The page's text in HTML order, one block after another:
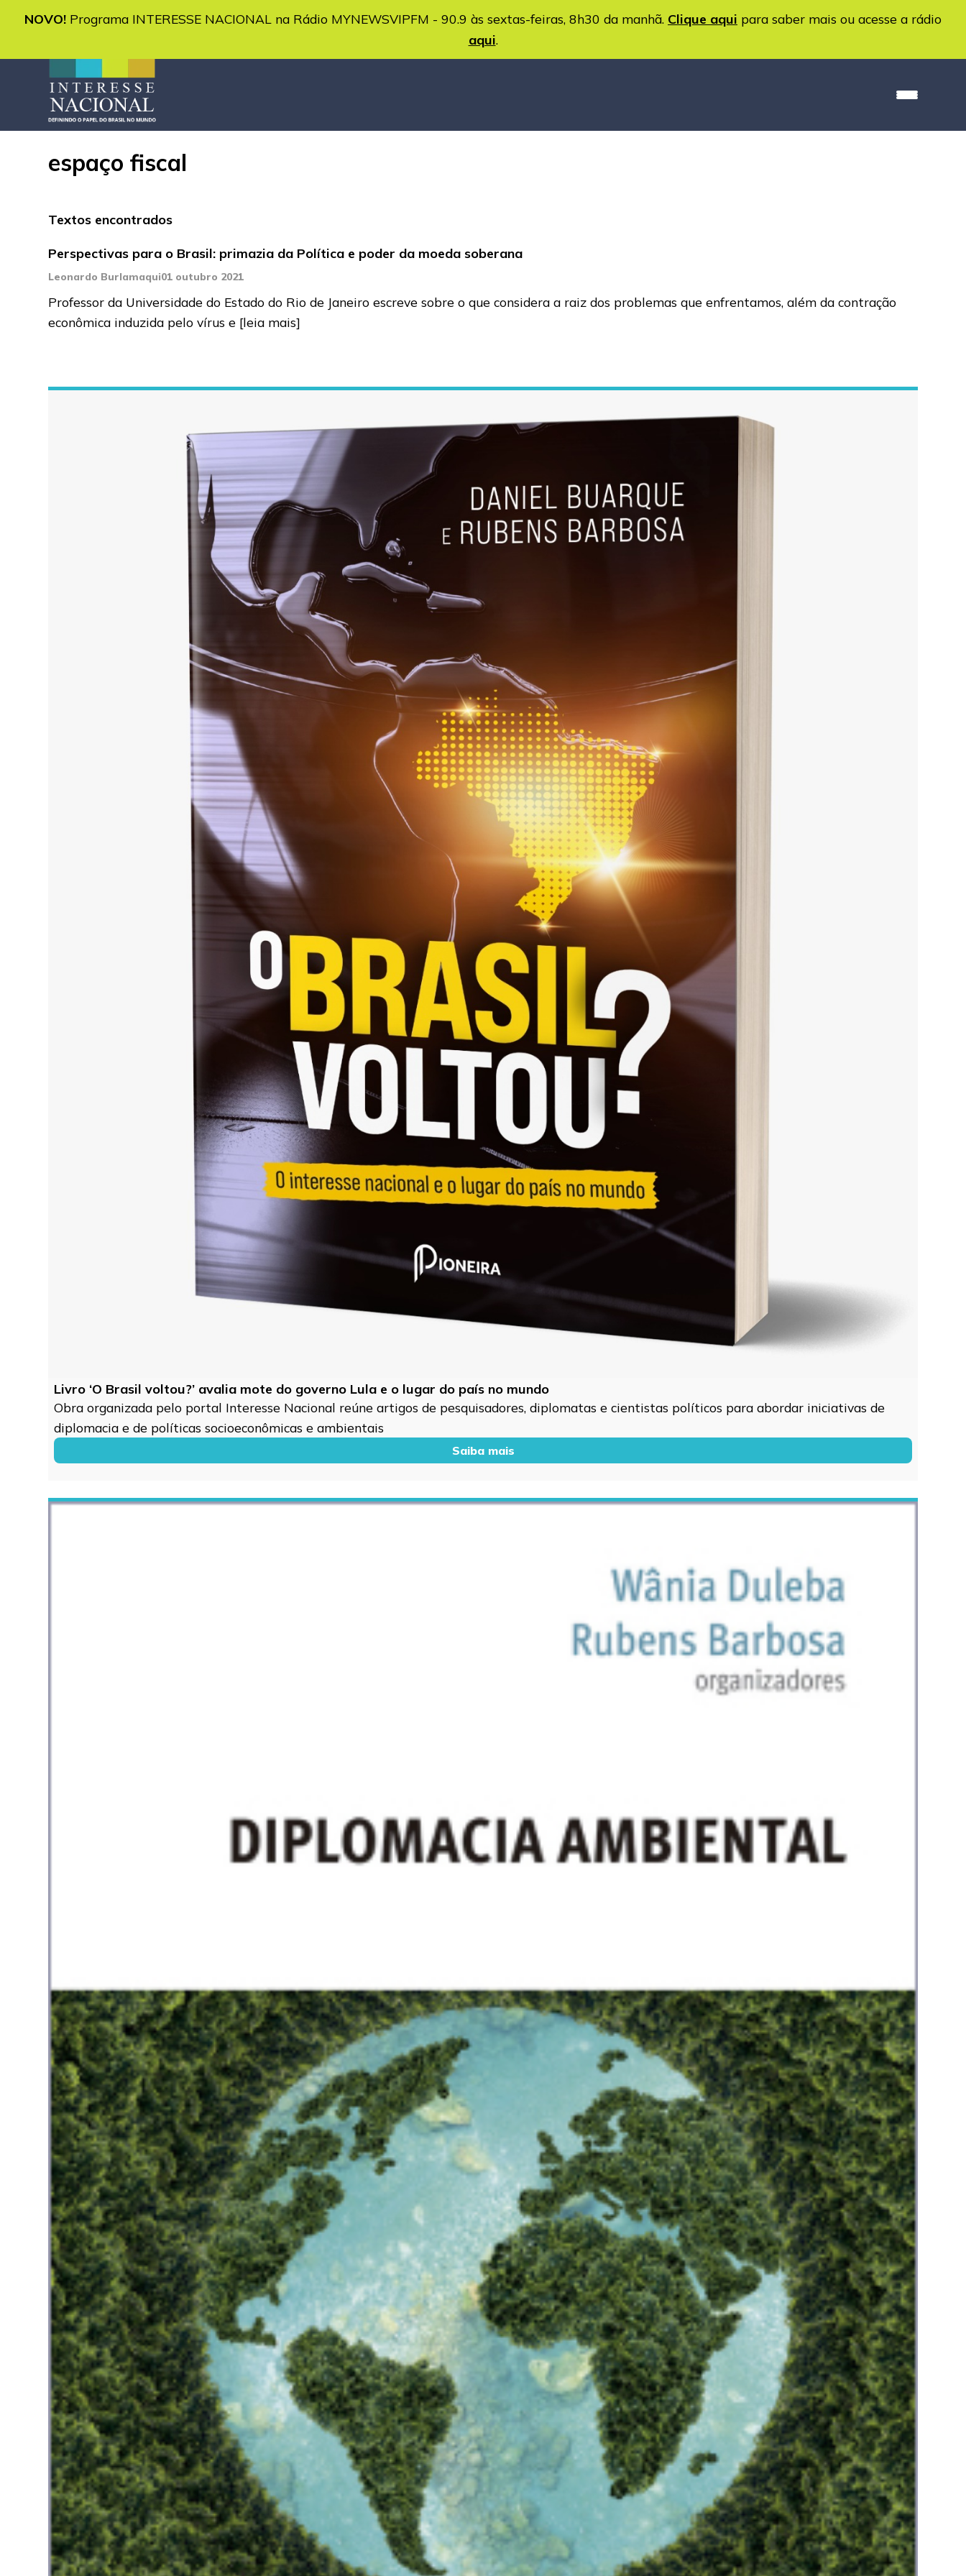
NOVO! Programa INTERESSE NACIONAL na Rádio MYNEWSVIPFM - 90.9 às sextas-feiras, 8h30 da manhã. Clique aqui para saber mais ou acesse a rádio
aqui.
espaço fiscal
Textos encontrados
Perspectivas para o Brasil: primazia da Política e poder da moeda soberana
Leonardo Burlamaqui01 outubro 2021
Professor da Universidade do Estado do Rio de Janeiro escreve sobre o que considera a raiz dos problemas que enfrentamos, além da contração
econômica induzida pelo vírus e [leia mais]
Livro ‘O Brasil voltou?’ avalia mote do governo Lula e o lugar do país no mundo
Obra organizada pelo portal Interesse Nacional reúne artigos de pesquisadores, diplomatas e cientistas políticos para abordar iniciativas de
diplomacia e de políticas socioeconômicas e ambientais
Saiba mais